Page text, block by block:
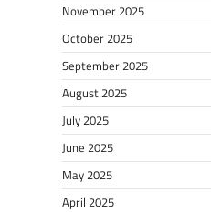
November 2025
October 2025
September 2025
August 2025
July 2025
June 2025
May 2025
April 2025